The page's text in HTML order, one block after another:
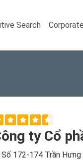
Search
ty Cổ
Số 172-174 Trần Hưng